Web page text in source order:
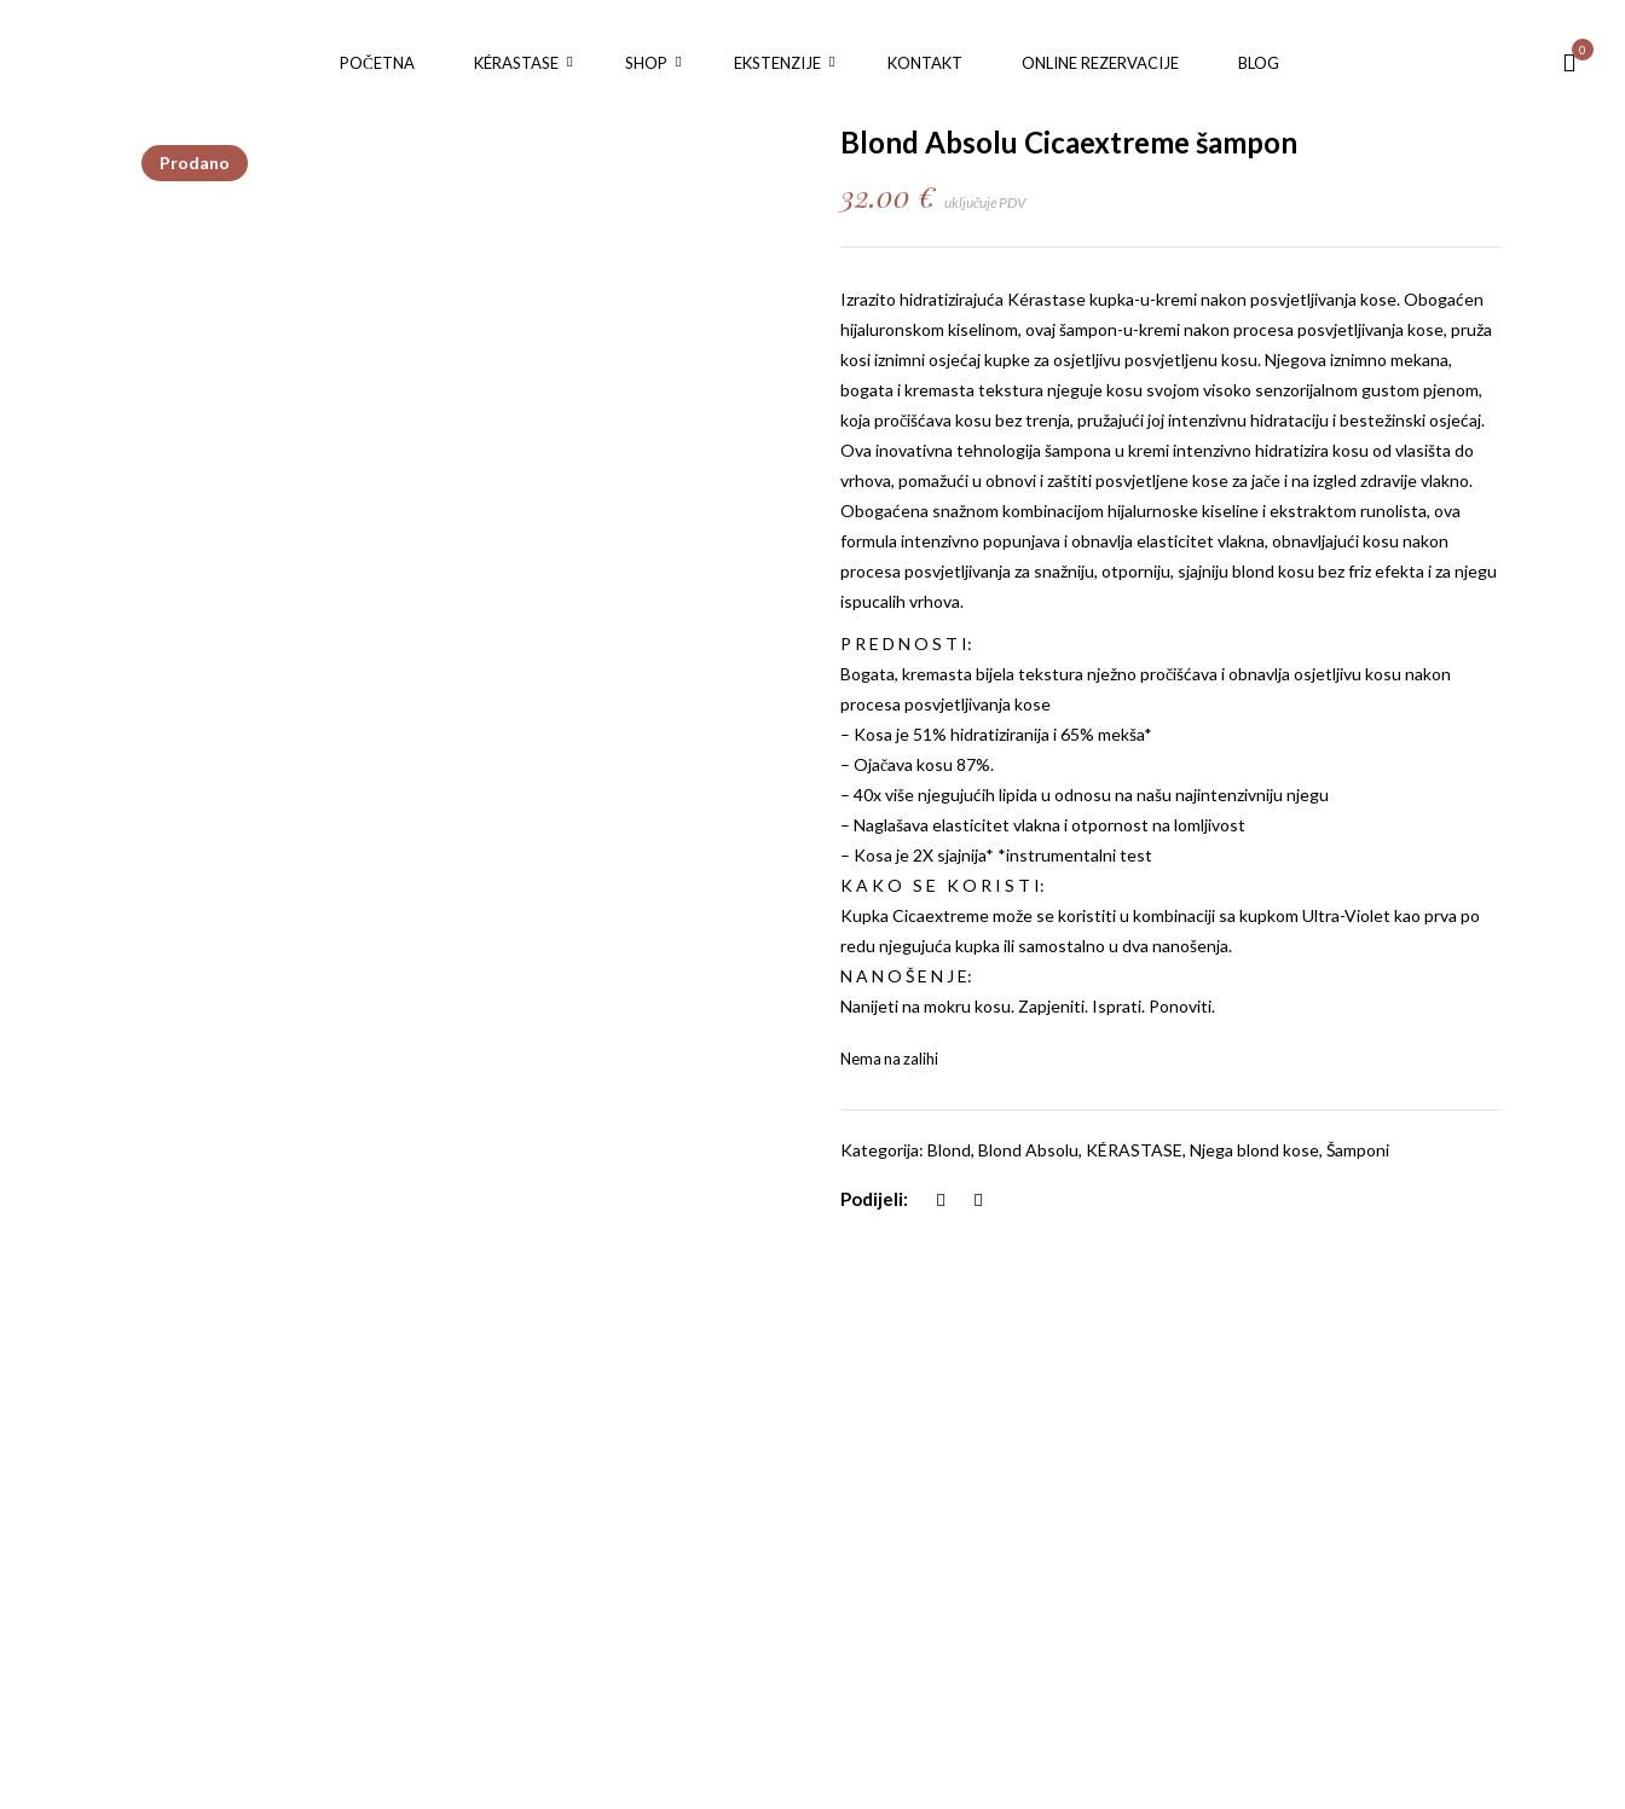
POČETNA KÉRASTASE SHOP EKSTENZIJE KONTAKT ONLINE REZERVACIJE BLOG
0
Prodano
Blond Absolu Cicaextreme šampon
32.00 € uključuje PDV
Izrazito hidratizirajuća Kérastasekupka-u-kremi nakon posvjetljivanja kose. Obogaćen
hijaluronskom kiselinom, ovaj šampon-u-kremi nakon procesa posvjetljivanja kose, pruža
kosi iznimni osjećaj kupke za osjetljivu posvjetljenu kosu. Njegova iznimno mekana,
bogata i kremasta tekstura njeguje kosu svojom visoko senzorijalnom gustom pjenom,
koja pročišćava kosu bez trenja, pružajući joj intenzivnu hidrataciju i bestežinski osjećaj.
Ova inovativna tehnologija šampona u kremi intenzivno hidratizira kosu od vlasišta do
vrhova, pomažući u obnovi i zaštiti posvjetljene kose za jače i na izgled zdravije vlakno.
Obogaćena snažnom kombinacijom hijalurnoske kiseline i ekstraktom runolista, ova
formula intenzivno popunjava i obnavlja elasticitet vlakna, obnavljajući kosu nakon
procesa posvjetljivanja za snažniju, otporniju, sjajniju blond kosu bez friz efekta i za njegu
ispucalih vrhova.
P R E D N O S T I:
Bogata, kremasta bijela tekstura nježno pročišćava i obnavlja osjetljivu kosu nakon
procesa posvjetljivanja kose
– Kosa je 51% hidratiziranija i 65% mekša*
– Ojačava kosu 87%.
– 40x više njegujućih lipida u odnosu na našu najintenzivniju njegu
– Naglašava elasticitet vlakna i otpornost na lomljivost
– Kosa je 2X sjajnija* *instrumentalni test
K A K O S E K O R I S T I:
Kupka Cicaextreme može se koristiti u kombinaciji sa kupkom Ultra-Violet kao prva po
redu njegujuća kupka ili samostalno u dva nanošenja.
N A N O Š E N J E:
Nanijeti na mokru kosu. Zapjeniti. Isprati. Ponoviti.
Nema na zalihi
Kategorija: Blond, Blond Absolu, KÉRASTASE, Njega blond kose, Šamponi
Podijeli: